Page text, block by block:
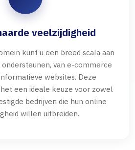
veelzijdigheid
kunt u een breed scala aan
van e-commerce
websites. Deze
een ideale keuze voor zowel
bedrijven die hun online
willen uitbreiden.